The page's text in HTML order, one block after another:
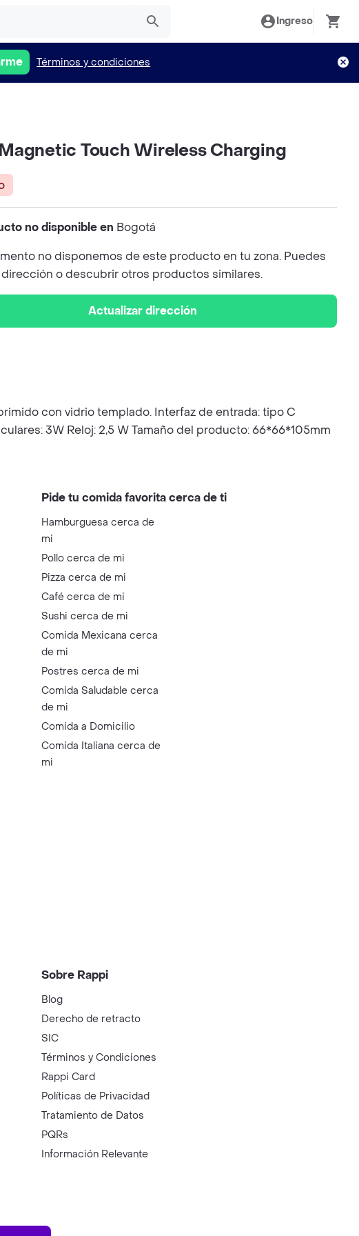
Ingreso
Términos y condiciones
Magnetic Touch Wireless Charging
no disponible en Bogotá
no disponemos de este producto en tu zona. Puedes
dirección o descubrir otros productos similares.
Actualizar dirección
con vidrio templado. Interfaz de entrada: tipo C
3W Reloj: 2,5 W Tamaño del producto: 66*66*105mm
Pide tu comida favorita cerca de ti
Hamburguesa cerca de
mi
Pollo cerca de mi
Pizza cerca de mi
Café cerca de mi
Sushi cerca de mi
Comida Mexicana cerca
de mi
Postres cerca de mi
Comida Saludable cerca
de mi
Comida a Domicilio
Comida Italiana cerca de
mi
Sobre Rappi
Blog
Derecho de retracto
SIC
Términos y Condiciones
Rappi Card
Políticas de Privacidad
Tratamiento de Datos
PQRs
Información Relevante
AppGallery